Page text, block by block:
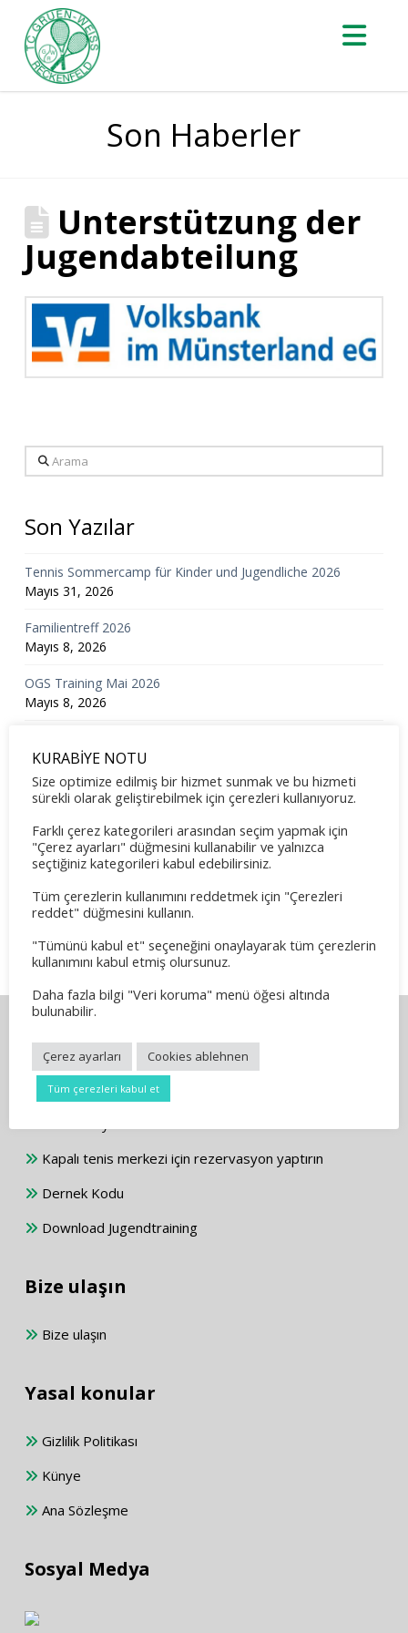
Son Haberler
Unterstützung der
Jugendabteilung
Arama
Son Yazılar
Tennis Sommercamp für Kinder und Jugendliche 2026
Mayıs 31, 2026
Familientreff 2026
Mayıs 8, 2026
OGS Training Mai 2026
Mayıs 8, 2026
Mart 23, 2026
Mitgliederversammlung 2026
Unterstützung der Jugendabteilung
Ağustos 2, 2025
Info für Herren 60 und älter
Temmuz 10, 2024
Bilgi ve indirmeler
Üyelik başvurusunu indirin
Kapalı tenis merkezi için rezervasyon yaptırın
Dernek Kodu
Download Jugendtraining
Bize ulaşın
Bize ulaşın
Yasal konular
Gizlilik Politikası
Künye
Ana Sözleşme
Sosyal Medya
KURABİYE NOTU
Size optimize edilmiş bir hizmet sunmak ve bu hizmeti
sürekli olarak geliştirebilmek için çerezleri kullanıyoruz.
Farklı çerez kategorileri arasından seçim yapmak için
"Çerez ayarları" düğmesini kullanabilir ve yalnızca
seçtiğiniz kategorileri kabul edebilirsiniz.
Tüm çerezlerin kullanımını reddetmek için "Çerezleri
reddet" düğmesini kullanın.
"Tümünü kabul et" seçeneğini onaylayarak tüm çerezlerin
kullanımını kabul etmiş olursunuz.
Daha fazla bilgi "Veri koruma" menü öğesi altında
bulunabilir.
Çerez ayarları Cookies ablehnen
Tüm çerezleri kabul et